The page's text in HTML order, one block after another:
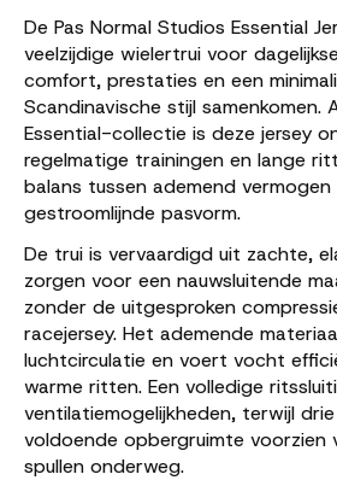
De Pas Normal Studios Essential
veelzijdige wielertrui voor
comfort, prestaties en een
Scandinavische stijl samenkomen.
Essential-collectie is deze jersey
regelmatige trainingen en lange
balans tussen ademend vermogen
gestroomlijnde pasvorm.
De trui is vervaardigd uit zachte,
zorgen voor een nauwsluitende
zonder de uitgesproken
racejersey. Het ademende
luchtcirculatie en voert vocht
warme ritten. Een volledige
ventilatiemogelijkheden, terwijl
voldoende opbergruimte voorzien
spullen onderweg.